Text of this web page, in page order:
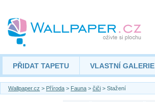
PŘIDAT TAPETU VLASTNÍ GALERIE
Wallpaper.cz > Příroda > Fauna > čiči > Stažení